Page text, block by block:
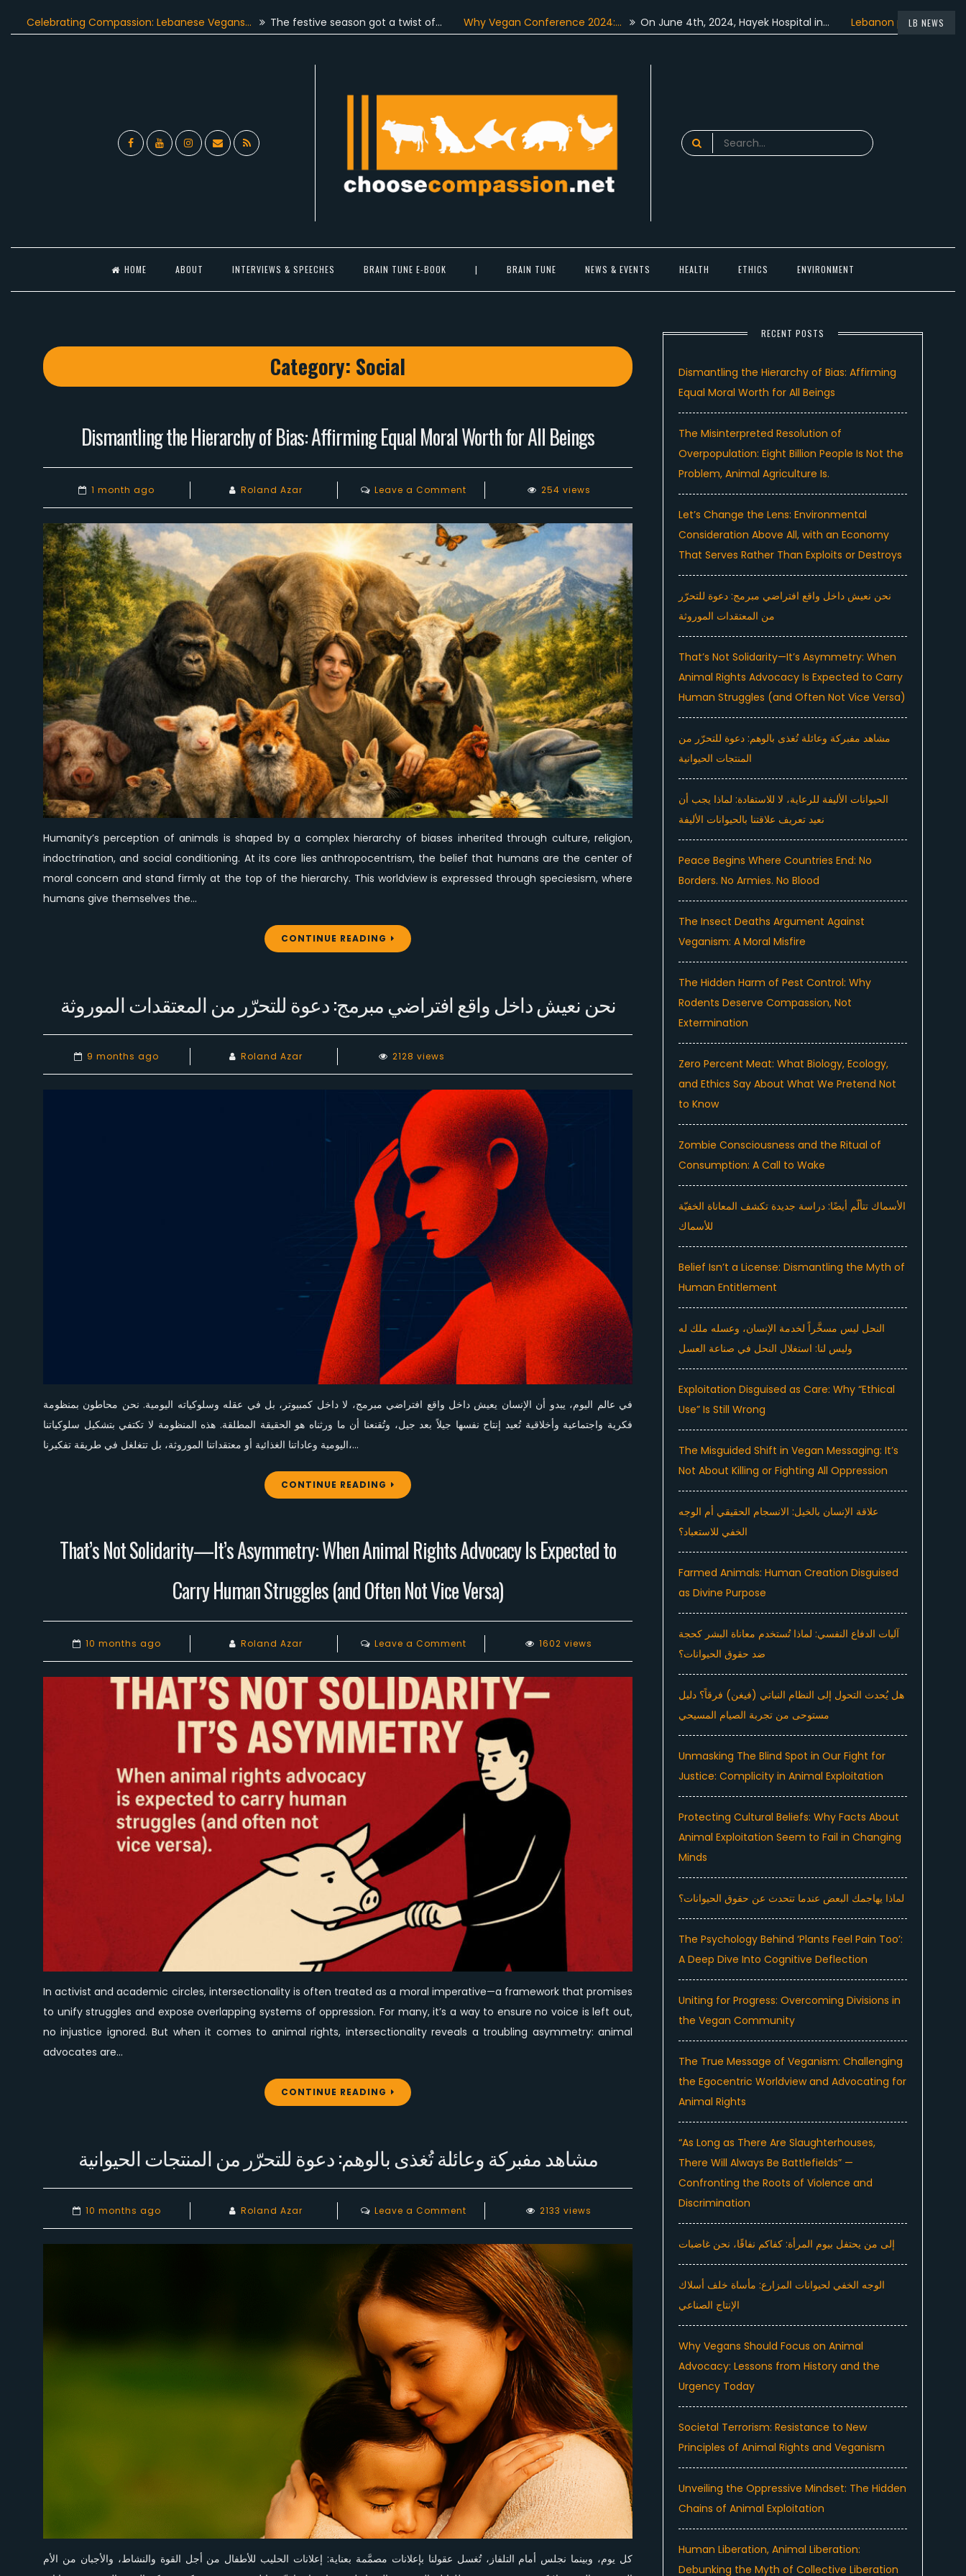
LB NEWS
Compassion: Lebanese Vegans… The festive season got a twist of… Why Vegan Conference 2024:… On June 4th, 2024, Hayek Hospital in… Lebanon participated in the…
FacebookYouTubeInstagramEmail RSS
Search
for:
HOME ABOUT INTERVIEWS & SPEECHES BRAIN TUNE E-BOOK | BRAIN TUNE NEWS & EVENTS HEALTH ETHICS ENVIRONMENT
Category: Social
Dismantling the Hierarchy of Bias: Affirming Equal Moral Worth for All Beings
1 month ago Roland Azar Leave a Commenton
Dismantling
the
Hierarchy
of
Bias:
Affirming
Equal
Moral
Worth
for
All
Beings
254 views
Humanity’s perception of animals is shaped by a complex hierarchy of biases inherited through culture, religion,
indoctrination, and social conditioning. At its core lies anthropocentrism, the belief that humans are the center of
moral concern and stand firmly at the top of the hierarchy. This worldview is expressed through speciesism, where
humans give themselves the…
CONTINUE READING
نحن نعيش داخل واقع افتراضي مبرمج: دعوة للتحرّر من المعتقدات الموروثة
9 months ago Roland Azar 2128 views
في عالم اليوم، يبدو أن الإنسان يعيش داخل واقع افتراضي مبرمج، لا داخل كمبيوتر، بل في عقله وسلوكياته اليومية. نحن محاطون بمنظومة
فكرية واجتماعية وأخلاقية تُعيد إنتاج نفسها جيلاً بعد جيل، وتُقنعنا أن ما ورثناه هو الحقيقة المطلقة. هذه المنظومة لا تكتفي بتشكيل سلوكياتنا
اليومية وعاداتنا الغذائية أو معتقداتنا الموروثة، بل تتغلغل في طريقة تفكيرنا،…
CONTINUE READING
That’s Not Solidarity—It’s Asymmetry: When Animal Rights Advocacy Is Expected to
Carry Human Struggles (and Often Not Vice Versa)
10 months ago Roland Azar Leave a Commenton
That’s
Not
Solidarity
—
It’s
Asymmetry:
When
Animal
Rights
Advocacy
Is
Expected
to
Carry
Human
Struggles
(and
Not
Vice
1602 views
In activist and academic circles, intersectionality is often treated as a moral imperative—a framework that promises
to unify struggles and expose overlapping systems of oppression. For many, it’s a way to ensure no voice is left out,
no injustice ignored. But when it comes to animal rights, intersectionality reveals a troubling asymmetry: animal
advocates are…
CONTINUE READING
مشاهد مفبركة وعائلة تُغذى بالوهم: دعوة للتحرّر من المنتجات الحيوانية
10 months ago Roland Azar Leave a Commenton
مشاهد
مفبركة
وعائلة
تُغذى
بالوهم:
دعوة
للتحرّر
المنتجات
الحيوانية
2133 views
كل يوم، وبينما نجلس أمام التلفاز، تُغسل عقولنا بإعلانات مصمَّمة بعناية: إعلانات الحليب للأطفال من أجل القوة والنشاط، والأجبان من الأم
RECENT POSTS
Dismantling the Hierarchy of Bias: Affirming
Equal Moral Worth for All Beings
The Misinterpreted Resolution of
Overpopulation: Eight Billion People Is Not the
Problem, Animal Agriculture Is.
Let’s Change the Lens: Environmental
Consideration Above All, with an Economy
That Serves Rather Than Exploits or Destroys
نحن نعيش داخل واقع افتراضي مبرمج: دعوة للتحرّر
من المعتقدات الموروثة
That’s Not Solidarity—It’s Asymmetry: When
Animal Rights Advocacy Is Expected to Carry
Human Struggles (and Often Not Vice Versa)
مشاهد مفبركة وعائلة تُغذى بالوهم: دعوة للتحرّر من
المنتجات الحيوانية
الحيوانات الأليفة للرعاية، لا للاستفادة: لماذا يجب أن
نعيد تعريف علاقتنا بالحيوانات الأليفة
Peace Begins Where Countries End: No
Borders. No Armies. No Blood
The Insect Deaths Argument Against
Veganism: A Moral Misfire
The Hidden Harm of Pest Control: Why
Rodents Deserve Compassion, Not
Extermination
Zero Percent Meat: What Biology, Ecology,
and Ethics Say About What We Pretend Not
to Know
Zombie Consciousness and the Ritual of
Consumption: A Call to Wake
الأسماك تتألّم أيضًا: دراسة جديدة تكشف المعاناة الخفيّة
للأسماك
Belief Isn’t a License: Dismantling the Myth of
Human Entitlement
النحل ليس مسخَّراً لخدمة الإنسان، وعسله ملك له
وليس لنا: استغلال النحل في صناعة العسل
Exploitation Disguised as Care: Why “Ethical
Use” Is Still Wrong
The Misguided Shift in Vegan Messaging: It’s
Not About Killing or Fighting All Oppression
علاقة الإنسان بالخيل: الانسجام الحقيقي أم الوجه
الخفي للاستعباد؟
Farmed Animals: Human Creation Disguised
as Divine Purpose
آليات الدفاع النفسي: لماذا تُستخدم معاناة البشر كحجة
ضد حقوق الحيوانات؟
هل يُحدث التحول إلى النظام النباتي (فيغن) فرقاً؟ دليل
مستوحى من تجربة الصيام المسيحي
Unmasking The Blind Spot in Our Fight for
Justice: Complicity in Animal Exploitation
Protecting Cultural Beliefs: Why Facts About
Animal Exploitation Seem to Fail in Changing
Minds
لماذا يهاجمك البعض عندما تتحدث عن حقوق الحيوانات؟
The Psychology Behind ‘Plants Feel Pain Too’:
A Deep Dive Into Cognitive Deflection
Uniting for Progress: Overcoming Divisions in
the Vegan Community
The True Message of Veganism: Challenging
the Egocentric Worldview and Advocating for
Animal Rights
“As Long as There Are Slaughterhouses,
There Will Always Be Battlefields” —
Confronting the Roots of Violence and
Discrimination
إلى من يحتفل بيوم المرأة: كفاكم نفاقًا، نحن غاضبات
الوجه الخفي لحيوانات المزارع: مأساة خلف أسلاك
الإنتاج الصناعي
Why Vegans Should Focus on Animal
Advocacy: Lessons from History and the
Urgency Today
Societal Terrorism: Resistance to New
Principles of Animal Rights and Veganism
Unveiling the Oppressive Mindset: The Hidden
Chains of Animal Exploitation
Human Liberation, Animal Liberation:
Debunking the Myth of Collective Liberation